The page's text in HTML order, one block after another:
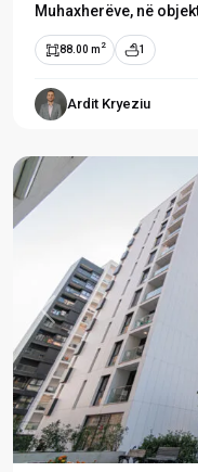
Muhaxherëve, në
88.00 m 2 1
Ardit Kryeziu
Lagjja
Muhaxherëve,
Previous